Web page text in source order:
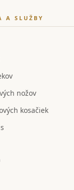
A SLUŽBY
nožov
kosačiek